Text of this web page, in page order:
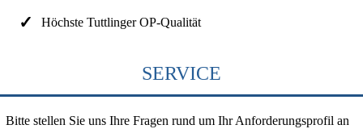
Höchste Tuttlinger OP-Qualität
SERVICE
Bitte stellen Sie uns Ihre Fragen rund um Ihr Anforderungsprofil an